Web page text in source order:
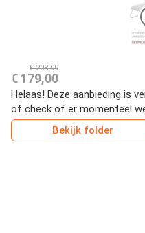
€ 208,99
€ 179,00
Helaas! Deze aanbieding is
of check of er momenteel
Bekijk folder